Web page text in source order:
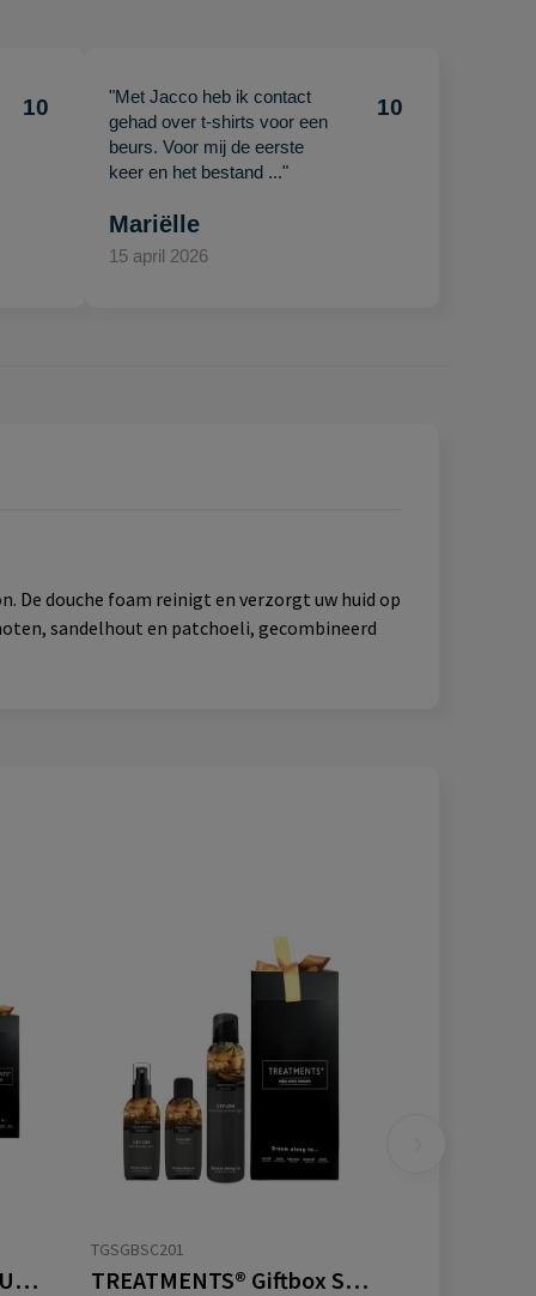
10
"Met Jacco heb ik contact
gehad over t-shirts voor een
beurs. Voor mij de eerste
keer en het bestand ..."
10
Mariëlle
15 april 2026
De douche foam reinigt en verzorgt uw huid op
sandelhout en patchoeli, gecombineerd
TREATMENTS® Giftbox Ultimate Spa Experience
TGSGBSC201
TREATMENTS® Giftbox Small